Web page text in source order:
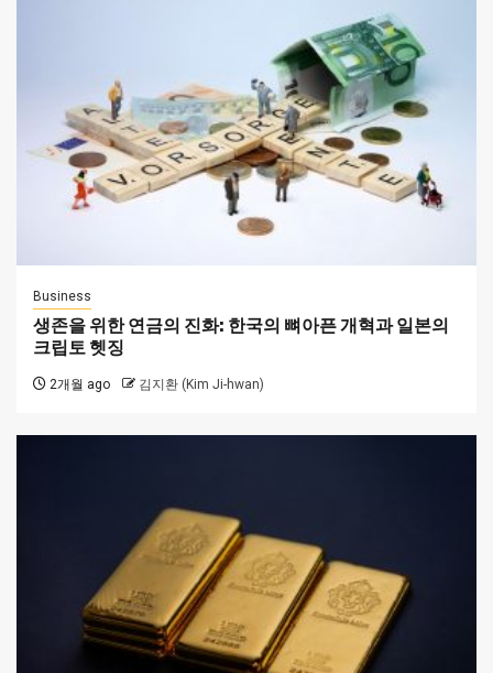
Business
생존을 위한 연금의 진화: 한국의 뼈아픈 개혁과 일본의
크립토 헷징
2개월 ago 김지환 (Kim Ji-hwan)